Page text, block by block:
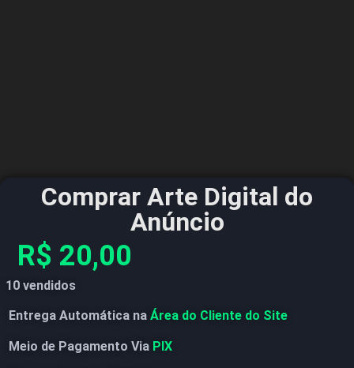
Comprar Arte Digital do
Anúncio
R$ 20,00
10 vendidos
Entrega Automática na Área do Cliente do Site
Meio de Pagamento Via PIX